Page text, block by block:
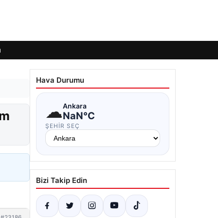
Hava Durumu
☁Ankara
NaN°C
ŞEHIR SEÇ
Bizi Takip Edin